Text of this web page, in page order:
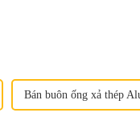
Bán buôn ống xả thép